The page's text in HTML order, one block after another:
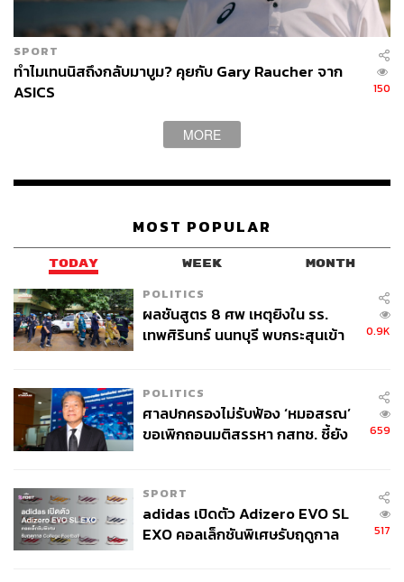
SPORT
ทำไมเทนนิสถึงกลับมาบูม? คุยกับ Gary Raucher จาก
ASICS
150
MORE
MOST POPULAR
TODAY WEEK MONTH
POLITICS
ผลชันสูตร 8 ศพ เหตุยิงใน รร.
เทพศิรินทร์ นนทบุรี พบกระสุนเข้า
0.9K
POLITICS
ศาลปกครองไม่รับฟ้อง ‘หมอสรณ’
ขอเพิกถอนมติสรรหา กสทช. ชี้ยัง
659
SPORT
adidas เปิดตัว Adizero EVO SL
EXO คอลเล็กชันพิเศษรับฤดูกาล
517